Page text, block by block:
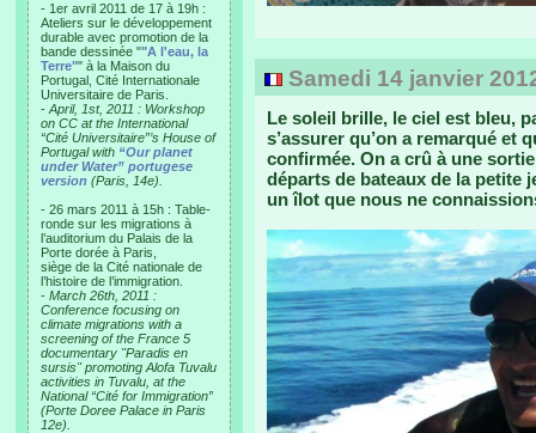
- 1er avril 2011 de 17 à 19h :
Ateliers sur le développement
durable avec promotion de la
bande dessinée ""A l'eau, la
Terre"" à la Maison du
Portugal, Cité Internationale
Universitaire de Paris.
- April, 1st, 2011 : Workshop
on CC at the International
“Cité Universitaire”’s House of
Portugal with “Our planet
under Water” portugese
version (Paris, 14e).
- 26 mars 2011 à 15h : Table-
ronde sur les migrations à
l’auditorium du Palais de la
Porte dorée à Paris,
siège de la Cité nationale de
l’histoire de l’immigration.
- March 26th, 2011 :
Conference focusing on
climate migrations with a
screening of the France 5
documentary "Paradis en
sursis" promoting Alofa Tuvalu
activities in Tuvalu, at the
National “Cité for Immigration”
(Porte Doree Palace in Paris
12e).
Samedi 14 janvier
Le soleil brille, le ciel est bleu,
s’assurer qu’on a remarqué et
confirmée. On a crû à une
départs de bateaux de la petite
un îlot que nous ne